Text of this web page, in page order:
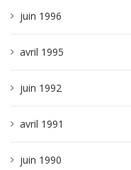
juin 1996
avril 1995
juin 1992
avril 1991
juin 1990